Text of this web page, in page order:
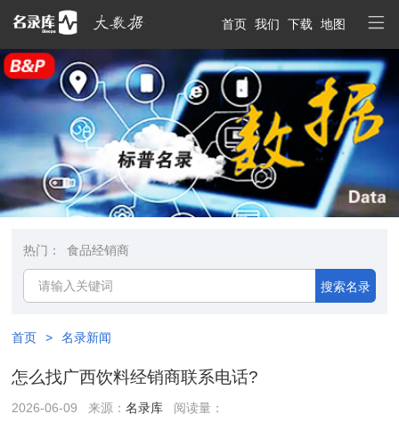
首页 我们 下载 地图
热门： 食品经销商
搜索名录
首页 > 名录新闻
怎么找广西饮料经销商联系电话?
2026-06-09 来源：名录库 阅读量：